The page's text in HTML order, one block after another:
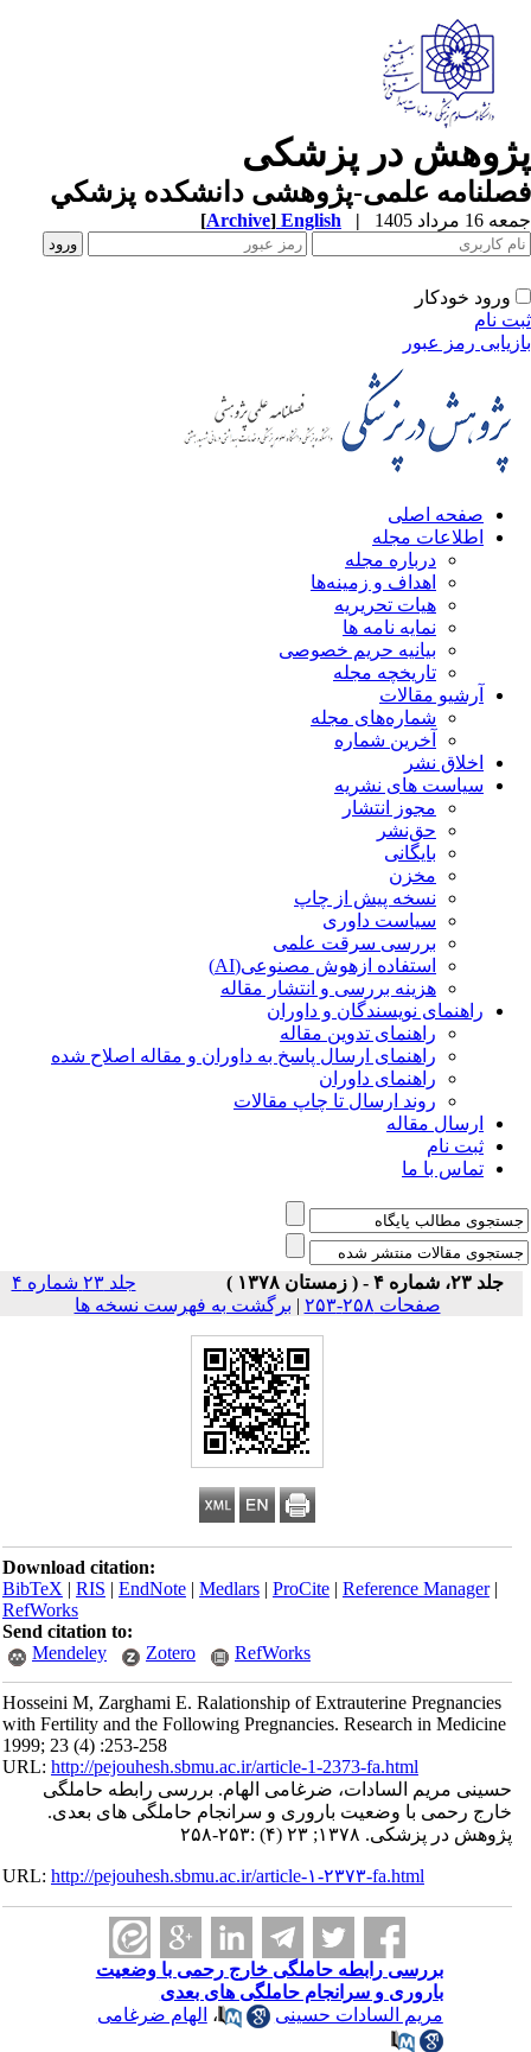
در پزشکی
علمی-پژوهشی دانشکده پزشکي
مرداد 1405 |
English
[Archive]
ورود خودکار
نام
رمز عبور
صفحه اصلی
اطلاعات مجله
درباره مجله
اهداف و زمینه‌ها
هیات تحریریه
نمایه نامه ها
بیانیه حریم خصوصی
تاریخچه مجله
آرشیو مقالات
شماره‌های مجله
آخرین شماره
اخلاق نشر
سیاست های نشریه
مجوز انتشار
حق‌نشر
بایگانی
مخزن
نسخه پیش از چاپ
سیاست داوری
بررسی سرقت علمی
استفاده ازهوش مصنوعی(AI)
هزینه بررسی و انتشار مقاله
راهنمای نویسندگان و داوران
راهنمای تدوین مقاله
راهنمای ارسال پاسخ به داوران و مقاله اصلاح شده
راهنمای داوران
روند ارسال تا چاپ مقالات
ارسال مقاله
ثبت نام
تماس با ما
جلد ۲۳، شماره ۴ - ( زمستان ۱۳۷۸ )
جلد ۲۳ شماره ۴
صفحات ۲۵۸-۲۵۳
|برگشت به فهرست نسخه ها
Download citation:
BibTeX|RIS|EndNote|Medlars|ProCite|Reference Manager
RefWorks
Send citation to:
Mendeley
Zotero RefWorks
Hosseini M, Zarghami E. Ralationship of Extrauterine Pregnancies
with Fertility and the Following Pregnancies. Research in Medicine
1999; 23 (4) :253-258
URL:http://pejouhesh.sbmu.ac.ir/article-1-2373-fa.html
حسینی مریم السادات، ضرغامی الهام. بررسی رابطه حاملگی
خارج رحمی با وضعیت باروری و سرانجام حاملگی های بعدی.
پژوهش در پزشکی. ۱۳۷۸; ۲۳ (۴) :۲۵۳-۲۵۸
URL:http://pejouhesh.sbmu.ac.ir/article-۱-۲۳۷۳-fa.html
بررسی رابطه حاملگی خارج رحمی با وضعیت
باروری و سرانجام حاملگی های بعدی
مریم السادات حسینی
،الهام ضرغامی